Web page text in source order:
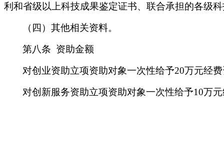
利和省级以上科技成果鉴定证书、联合承担的各级
（四）其他相关资料。
第八条 资助金额
对创业资助立项资助对象一次性给予20万元经
对创新服务资助立项资助对象一次性给予10万